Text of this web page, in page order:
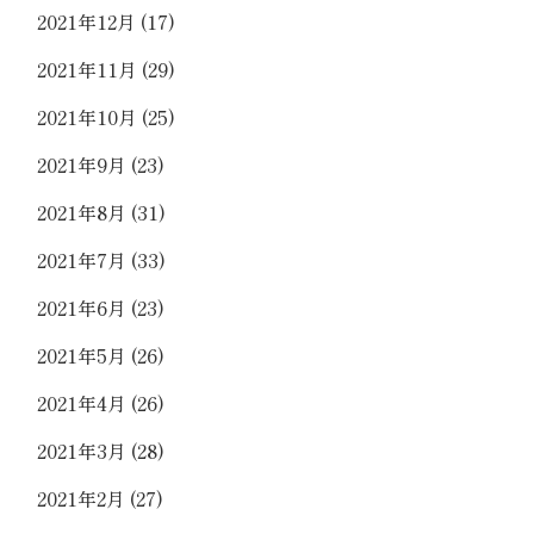
2021年12月 (17)
2021年11月 (29)
2021年10月 (25)
2021年9月 (23)
2021年8月 (31)
2021年7月 (33)
2021年6月 (23)
2021年5月 (26)
2021年4月 (26)
2021年3月 (28)
2021年2月 (27)